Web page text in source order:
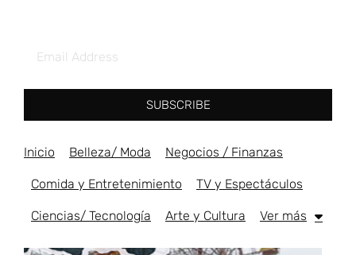
SUBSCRIBE
Inicio Belleza/ Moda Negocios / Finanzas
Comida y Entretenimiento TV y Espectáculos
Ciencias/ Tecnología Arte y Cultura Ver más